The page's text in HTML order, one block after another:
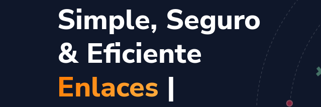
Simple, Seguro
& Eficiente
C|